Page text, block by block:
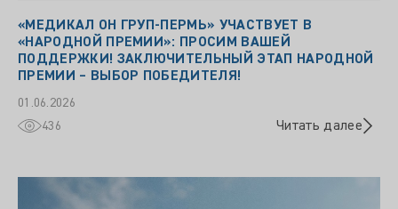
«МЕДИКАЛ ОН ГРУП‑ПЕРМЬ» УЧАСТВУЕТ В
«НАРОДНОЙ ПРЕМИИ»: ПРОСИМ ВАШЕЙ
ПОДДЕРЖКИ! ЗАКЛЮЧИТЕЛЬНЫЙ ЭТАП НАРОДНОЙ
ПРЕМИИ – ВЫБОР ПОБЕДИТЕЛЯ!
01.06.2026
436
Читать далее